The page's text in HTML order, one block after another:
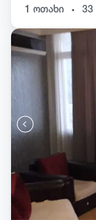
1 ოთახი . 33